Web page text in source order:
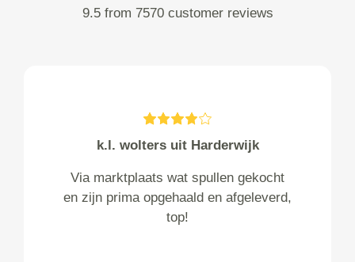
9.5 from 7570 customer reviews
k.l. wolters uit Harderwijk
Via marktplaats wat spullen gekocht
en zijn prima opgehaald en afgeleverd,
top!